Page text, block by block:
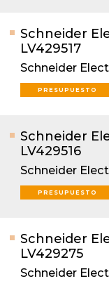
Schneider
LV429517
Schneider
PRESUPUESTO
Schneider
LV429516
Schneider
PRESUPUESTO
Schneider
LV429275
Schneider